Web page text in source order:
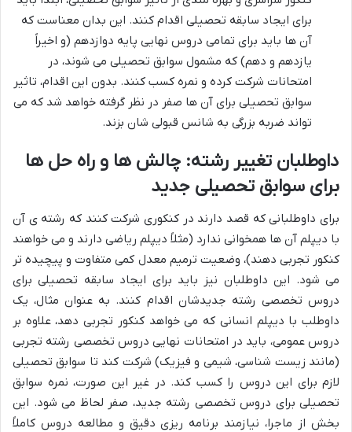
برای ایجاد سابقه تحصیلی اقدام کنند. این بدان معناست که
آن ها باید برای تمامی دروس نهایی پایه دوازدهم (و اخیراً
یازدهم و دهم) که مشمول سوابق تحصیلی می شوند، در
امتحانات شرکت کرده و نمره کسب کنند. بدون این اقدام، تاثیر
سوابق تحصیلی برای آن ها صفر در نظر گرفته خواهد شد که می
تواند ضربه بزرگی به شانس قبولی شان بزند.
داوطلبان تغییر رشته: چالش ها و راه حل ها
برای سوابق تحصیلی جدید
برای داوطلبانی که قصد دارند در کنکوری شرکت کنند که رشته ی آن
با دیپلم آن ها همخوانی ندارد (مثلاً دیپلم ریاضی دارند و می خواهند
کنکور تجربی دهند)، وضعیت ترمیم معدل کمی متفاوت و پیچیده تر
می شود. این داوطلبان نیز باید برای ایجاد سابقه تحصیلی برای
دروس تخصصی رشته جدیدشان اقدام کنند. به عنوان مثال، یک
داوطلب با دیپلم انسانی که می خواهد کنکور تجربی دهد، علاوه بر
دروس عمومی، باید در امتحانات نهایی دروس تخصصی رشته تجربی
(مانند زیست شناسی، شیمی و فیزیک) شرکت کند تا سوابق تحصیلی
لازم برای این دروس را کسب کند. در غیر این صورت، نمره سوابق
تحصیلی برای دروس تخصصی رشته جدید، صفر لحاظ می شود. این
بخش از ماجرا، نیازمند برنامه ریزی دقیق و مطالعه دروس کاملاً